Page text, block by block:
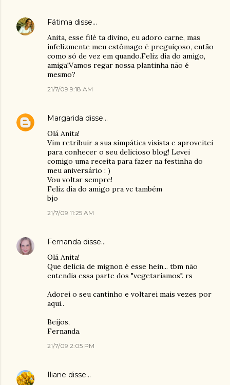
Fátima disse…
Anita, esse filé ta divino, eu adoro carne, mas
infelizmente meu estômago é preguiçoso, então
como só de vez em quando.Feliz dia do amigo,
amiga!Vamos regar nossa plantinha não é
mesmo?
21/7/09 9:18 AM
Margarida disse…
Olá Anita!
Vim retribuir a sua simpática visista e aproveitei
para conhecer o seu delicioso blog! Levei
comigo uma receita para fazer na festinha do
meu aniversário : )
Vou voltar sempre!
Feliz dia do amigo pra vc também
bjo
21/7/09 11:25 AM
Fernanda disse…
Olá Anita!
Que delícia de mignon é esse hein... tbm não
entendia essa parte dos "vegetariamos". rs
Adorei o seu cantinho e voltarei mais vezes por
aqui..
Beijos,
Fernanda.
21/7/09 2:05 PM
Iliane disse…